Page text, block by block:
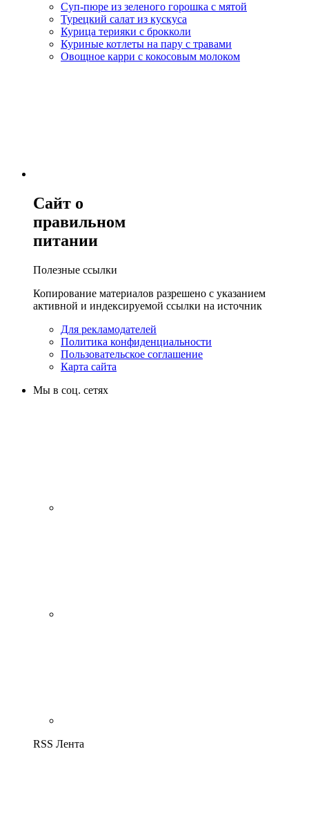
Суп-пюре из зеленого горошка с мятой
Турецкий салат из кускуса
Курица терияки с брокколи
Куриные котлеты на пару с травами
Овощное карри с кокосовым молоком
Сайт о
правильном
питании
Полезные ссылки
Копирование материалов разрешено с указанием
активной и индексируемой ссылки на источник
Для рекламодателей
Политика конфиденциальности
Пользовательское соглашение
Карта сайта
Мы в соц. сетях
RSS Лента